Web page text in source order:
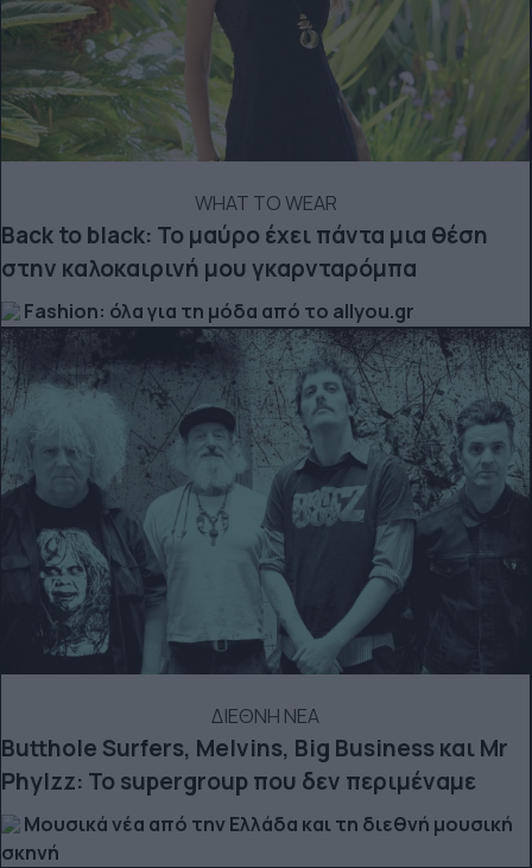
WHAT TO WEAR
Back to black: Το μαύρο έχει πάντα μια θέση
στην καλοκαιρινή μου γκαρνταρόμπα
Fashion: όλα για τη μόδα από το allyou.gr
ΔΙΕΘΝΗ ΝΕΑ
Butthole Surfers, Melvins, Big Business και Mr
Phylzz: Το supergroup που δεν περιμέναμε
Μουσικά νέα από την Ελλάδα και τη διεθνή μουσική
σκηνή